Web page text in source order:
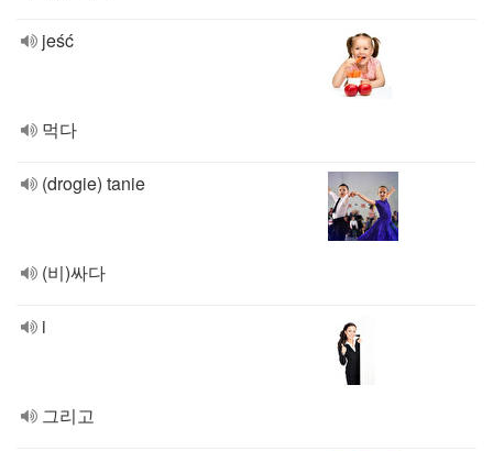
jeść
먹다
(drogie) tanie
(비)싸다
i
그리고